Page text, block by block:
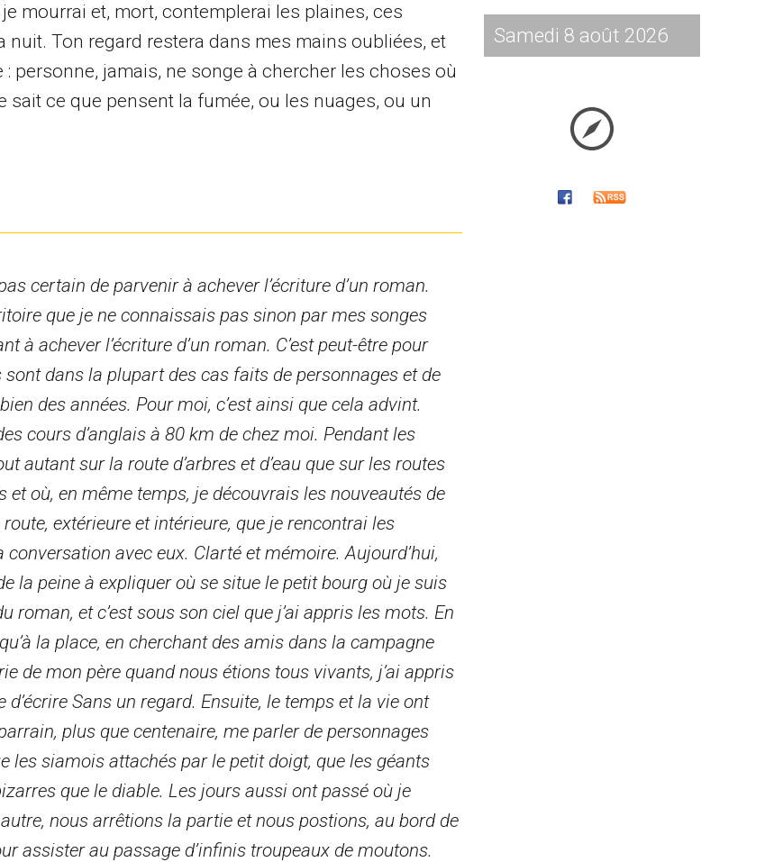
mourrai et, mort, contemplerai les plaines, ces
Ton regard restera dans mes mains oubliées, et
personne, jamais, ne songe à chercher les choses où
ce que pensent la fumée, ou les nuages, ou un
certain de parvenir à achever l’écriture d’un roman.
que je ne connaissais pas sinon par mes songes
à achever l’écriture d’un roman. C’est peut-être pour
dans la plupart des cas faits de personnages et de
des années. Pour moi, c’est ainsi que cela advint.
cours d’anglais à 80 km de chez moi. Pendant les
autant sur la route d’arbres et d’eau que sur les routes
où, en même temps, je découvrais les nouveautés de
extérieure et intérieure, que je rencontrai les
avec eux. Clarté et mémoire. Aujourd’hui,
la peine à expliquer où se situe le petit bourg où je suis
et c’est sous son ciel que j’ai appris les mots. En
la place, en cherchant des amis dans la campagne
de mon père quand nous étions tous vivants, j’ai appris
Sans un regard. Ensuite, le temps et la vie ont
plus que centenaire, me parler de personnages
les siamois attachés par le petit doigt, que les géants
que le diable. Les jours aussi ont passé où je
nous arrêtions la partie et nous postions, au bord de
assister au passage d’infinis troupeaux de moutons.
Samedi 8 août 2026